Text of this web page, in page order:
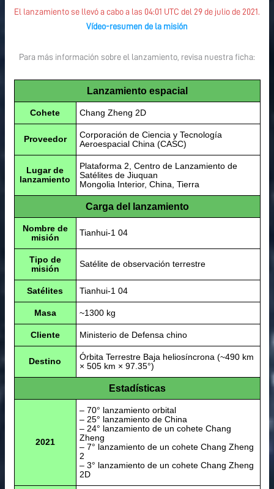
El lanzamiento se llevó a cabo a las 04:01 UTC del 29 de julio de 2021.
Vídeo-resumen de la misión
Para más información sobre el lanzamiento, revisa nuestra ficha:
Lanzamiento espacial
Cohete Chang Zheng 2D
Proveedor
Corporación de Ciencia y Tecnología
Aeroespacial China (CASC)
Lugar de
lanzamiento
Plataforma 2, Centro de Lanzamiento de
Satélites de Jiuquan
Mongolia Interior, China, Tierra
Carga del lanzamiento
Nombre de
misión
Tianhui-1 04
Tipo de
misión
Satélite de observación terrestre
Satélites Tianhui-1 04
Masa ~1300 kg
Cliente Ministerio de Defensa chino
Destino
Órbita Terrestre Baja heliosíncrona (~490 km
× 505 km × 97.35°)
Estadísticas
2021
– 70° lanzamiento orbital
– 25° lanzamiento de China
– 24° lanzamiento de un cohete Chang
Zheng
– 7° lanzamiento de un cohete Chang Zheng
2
– 3° lanzamiento de un cohete Chang Zheng
2D